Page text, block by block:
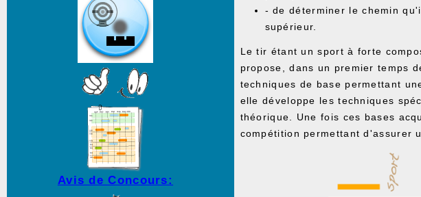
Avis de Concours:
- de déterminer le chemin
supérieur.
Le tir étant un sport à forte
propose, dans un premier temps
techniques de base permettant
elle développe les techniques
théorique. Une fois ces bases
compétition permettant d'assurer